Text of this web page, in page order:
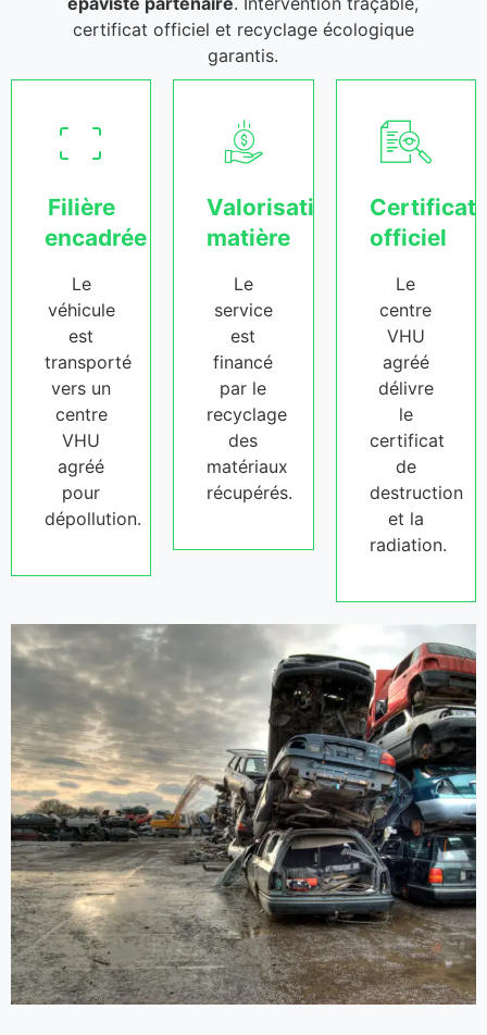
certificat officiel et recyclage écologique
garantis.
Filière
encadrée
Le
véhicule
est
transporté
vers un
centre
VHU
agréé
pour
dépollution.
Valorisation
matière
Le
service
est
financé
par le
recyclage
des
matériaux
récupérés.
Certificat
officiel
Le
centre
VHU
agréé
délivre
le
certificat
de
destruction
et la
radiation.